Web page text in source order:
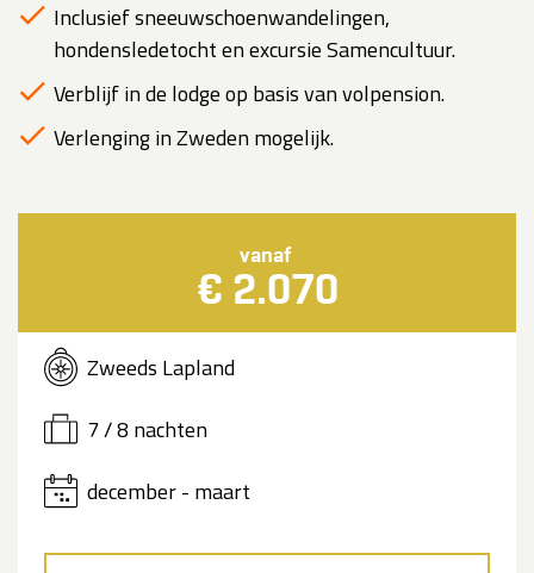
Inclusief sneeuwschoenwandelingen,
hondensledetocht en excursie Samencultuur.
Verblijf in de lodge op basis van volpension.
Verlenging in Zweden mogelijk.
vanaf
€ 2.070
Zweeds Lapland
7 / 8 nachten
december - maart